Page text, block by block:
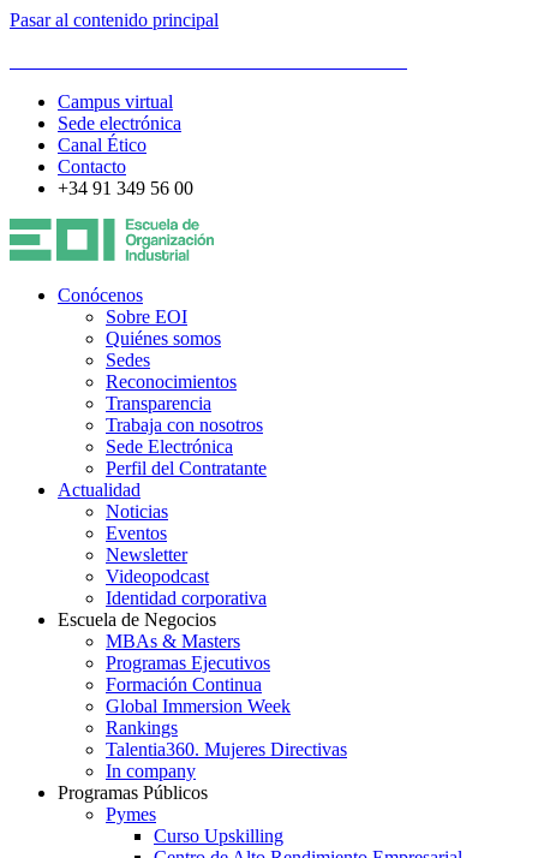
Pasar al contenido principal
Campus virtual
Sede electrónica
Canal Ético
Contacto
+34 91 349 56 00
Conócenos
Sobre EOI
Quiénes somos
Sedes
Reconocimientos
Transparencia
Trabaja con nosotros
Sede Electrónica
Perfil del Contratante
Actualidad
Noticias
Eventos
Newsletter
Videopodcast
Identidad corporativa
Escuela de Negocios
MBAs & Masters
Programas Ejecutivos
Formación Continua
Global Immersion Week
Rankings
Talentia360. Mujeres Directivas
In company
Programas Públicos
Pymes
Curso Upskilling